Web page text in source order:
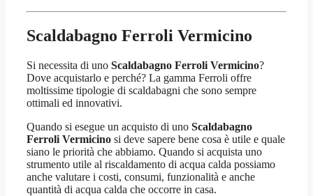
Scaldabagno Ferroli Vermicino
Si necessita di uno Scaldabagno Ferroli Vermicino?
Dove acquistarlo e perché? La gamma Ferroli offre
moltissime tipologie di scaldabagni che sono sempre
ottimali ed innovativi.
Quando si esegue un acquisto di uno Scaldabagno
Ferroli Vermicino si deve sapere bene cosa è utile e quale
siano le priorità che abbiamo. Quando si acquista uno
strumento utile al riscaldamento di acqua calda possiamo
anche valutare i costi, consumi, funzionalità e anche
quantità di acqua calda che occorre in casa.